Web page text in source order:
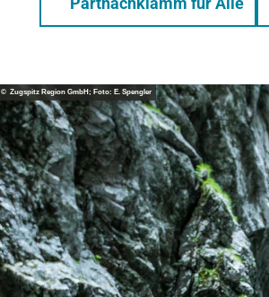
© Zugspitz Region GmbH; Foto: E. Spengler